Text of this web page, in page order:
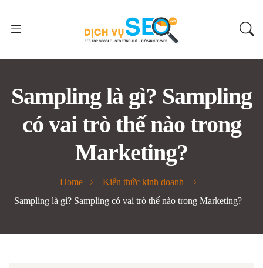
Sampling là gì? Sampling
có vai trò thế nào trong
Marketing?
Home
Kiến thức kinh doanh
Sampling là gì? Sampling có vai trò thế nào trong Marketing?